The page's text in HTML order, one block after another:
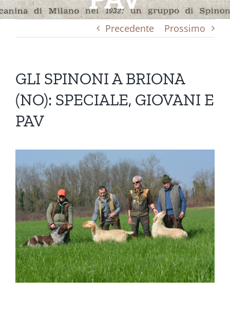
Precedente Prossimo
GLI SPINONI A BRIONA
(NO): SPECIALE, GIOVANI E
PAV
immagine